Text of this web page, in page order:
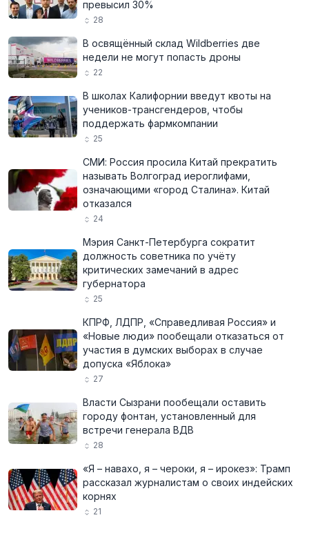
превысил 30%
28
В освящённый склад Wildberries две
недели не могут попасть дроны
22
В школах Калифорнии введут квоты на
учеников-трансгендеров, чтобы
поддержать фармкомпании
25
СМИ: Россия просила Китай прекратить
называть Волгоград иероглифами,
означающими «город Сталина». Китай
отказался
24
Мэрия Санкт-Петербурга сократит
должность советника по учёту
критических замечаний в адрес
губернатора
25
КПРФ, ЛДПР, «Справедливая Россия» и
«Новые люди» пообещали отказаться от
участия в думских выборах в случае
допуска «Яблока»
27
Власти Сызрани пообещали оставить
городу фонтан, установленный для
встречи генерала ВДВ
28
«Я – навахо, я – чероки, я – ирокез»: Трамп
рассказал журналистам о своих индейских
корнях
21